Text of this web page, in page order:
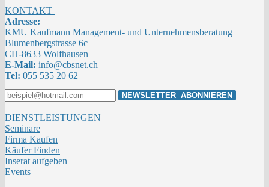
KONTAKT
Adresse:
KMU Kaufmann Management- und Unternehmensberatung
Blumenbergstrasse 6c
CH-8633 Wolfhausen
E-Mail: info@cbsnet.ch
Tel: 055 535 20 62
DIENSTLEISTUNGEN
Seminare
Firma Kaufen
Käufer Finden
Inserat aufgeben
Events